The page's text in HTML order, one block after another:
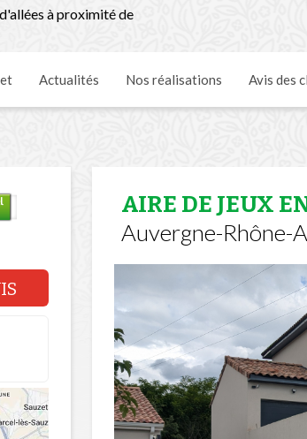
à proximité de
Actualités Nos réalisations Avis des
AIRE DE JEUX
Auvergne-Rhône-